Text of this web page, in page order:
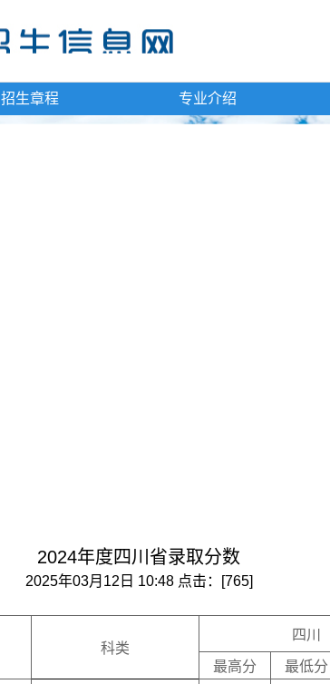
招生章程 专业介绍
2024年度四川省录取分数
2025年03月12日 10:48 点击：[765]
科类
四川
最高分 最低分